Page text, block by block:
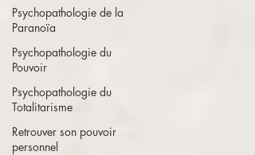
Psychopathologie de la
Paranoïa
Psychopathologie du
Pouvoir
Psychopathologie du
Totalitarisme
Retrouver son pouvoir
personnel